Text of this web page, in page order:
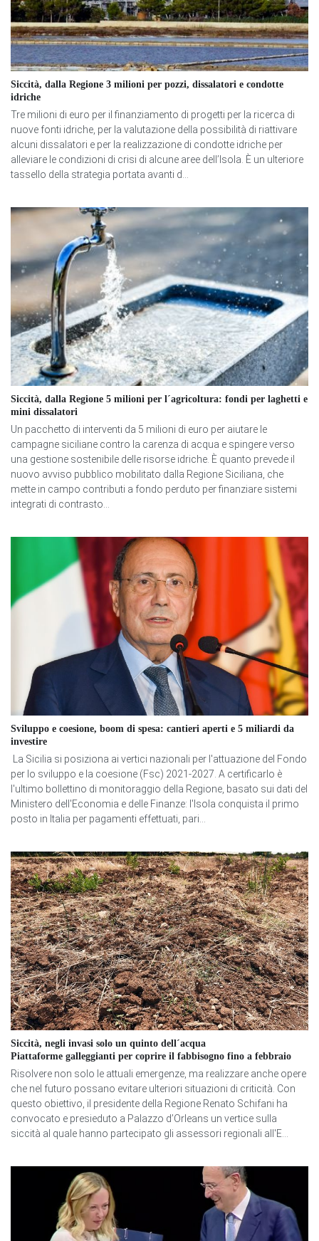
Siccità, dalla Regione 3 milioni per pozzi, dissalatori e condotte
idriche
Tre milioni di euro per il finanziamento di progetti per la ricerca di
nuove fonti idriche, per la valutazione della possibilità di riattivare
alcuni dissalatori e per la realizzazione di condotte idriche per
alleviare le condizioni di crisi di alcune aree dell’Isola. È un ulteriore
tassello della strategia portata avanti d...
Siccità, dalla Regione 5 milioni per l´agricoltura: fondi per laghetti e
mini dissalatori
Un pacchetto di interventi da 5 milioni di euro per aiutare le
campagne siciliane contro la carenza di acqua e spingere verso
una gestione sostenibile delle risorse idriche. È quanto prevede il
nuovo avviso pubblico mobilitato dalla Regione Siciliana, che
mette in campo contributi a fondo perduto per finanziare sistemi
integrati di contrasto...
Sviluppo e coesione, boom di spesa: cantieri aperti e 5 miliardi da
investire
La Sicilia si posiziona ai vertici nazionali per l'attuazione del Fondo
per lo sviluppo e la coesione (Fsc) 2021-2027. A certificarlo è
l'ultimo bollettino di monitoraggio della Regione, basato sui dati del
Ministero dell'Economia e delle Finanze: l'Isola conquista il primo
posto in Italia per pagamenti effettuati, pari...
Siccità, negli invasi solo un quinto dell´acqua
Piattaforme galleggianti per coprire il fabbisogno fino a febbraio
Risolvere non solo le attuali emergenze, ma realizzare anche opere
che nel futuro possano evitare ulteriori situazioni di criticità. Con
questo obiettivo, il presidente della Regione Renato Schifani ha
convocato e presieduto a Palazzo d’Orleans un vertice sulla
siccità al quale hanno partecipato gli assessori regionali all'E...